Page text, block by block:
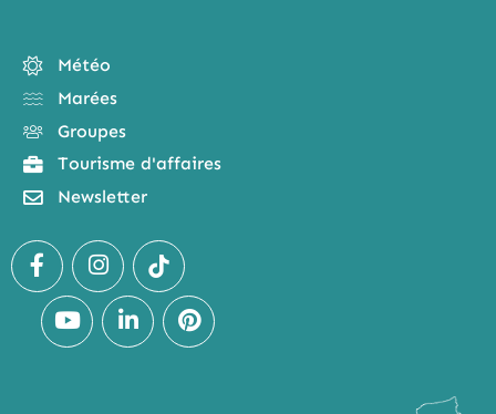
Météo
Marées
Groupes
Tourisme d'affaires
Newsletter